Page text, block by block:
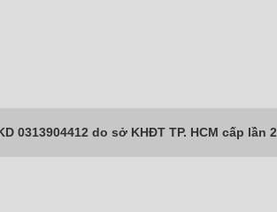
0313904412 do sở KHĐT TP. HCM cấp lần